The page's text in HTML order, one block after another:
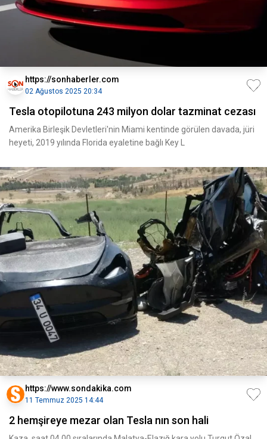
https://sonhaberler.com
02 Ağustos 2025 20:34
Tesla otopilotuna 243 milyon dolar tazminat cezası
Amerika Birleşik Devletleri'nin Miami kentinde görülen davada, jüri
heyeti, 2019 yılında Florida eyaletine bağlı Key L
https://www.sondakika.com
11 Temmuz 2025 14:44
2 hemşireye mezar olan Tesla nın son hali